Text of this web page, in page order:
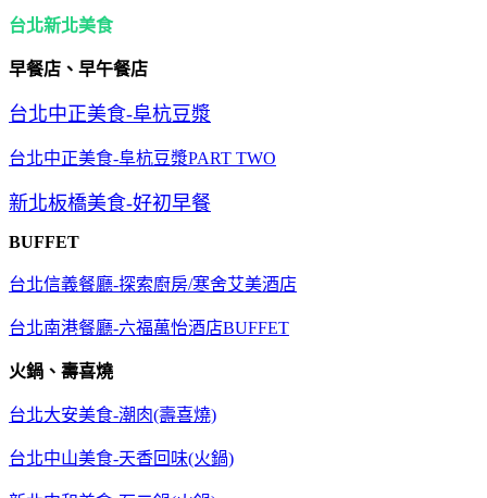
台北新北美食
早餐店、早午餐店
台北中正美食-阜杭豆漿
台北中正美食-阜杭豆漿PART TWO
新北板橋美食-好初早餐
BUFFET
台北信義餐廳-探索廚房/寒舍艾美酒店
台北南港餐廳-六福萬怡酒店BUFFET
火鍋、壽喜燒
台北大安美食-潮肉(壽喜燒)
台北中山美食-天香回味(火鍋)